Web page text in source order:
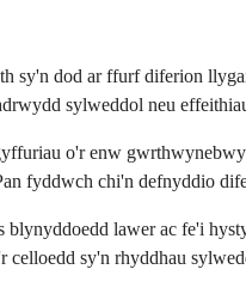
sy'n dod ar ffurf diferion
sylweddol neu
o'r enw
fyddwch chi'n defnyddio
blynyddoedd lawer ac fe'i
sy'n rhyddhau